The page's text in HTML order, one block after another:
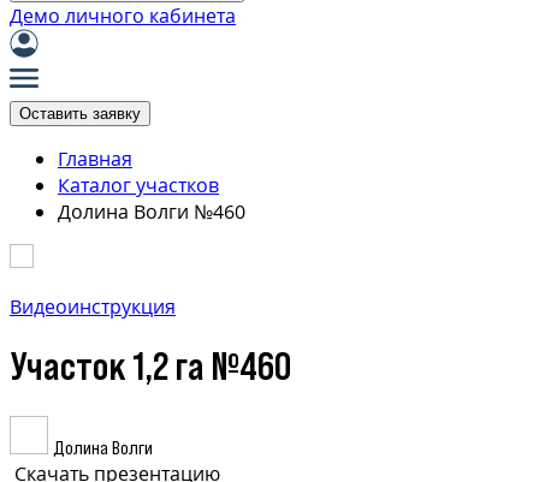
Демо личного кабинета
Оставить заявку
Главная
Каталог участков
Долина Волги №460
Видеоинструкция
Участок 1,2 га №460
Долина Волги
Скачать презентацию